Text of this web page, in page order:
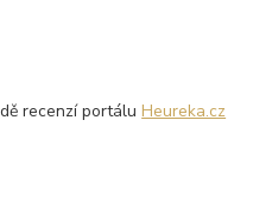
recenzí portáluHeureka.cz